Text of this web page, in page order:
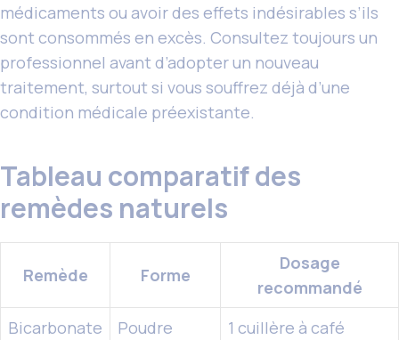
médicaments ou avoir des effets indésirables s’ils
sont consommés en excès. Consultez toujours un
professionnel avant d’adopter un nouveau
traitement, surtout si vous souffrez déjà d’une
condition médicale préexistante.
Tableau comparatif des
remèdes naturels
Remède Forme
Dosage
recommandé
Bicarbonate
Poudre
1 cuillère à café